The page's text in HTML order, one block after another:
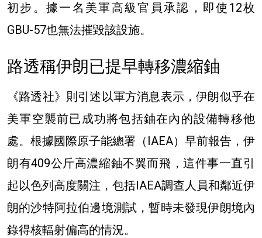
初步。據一名美軍高級官員承認，即使12枚
GBU-57也無法摧毀該設施。
路透稱伊朗已提早轉移濃縮鈾
《路透社》則引述以軍方消息表示，伊朗似乎在
美軍空襲前已成功將包括鈾在內的設備轉移他
處。根據國際原子能總署（IAEA）早前報告，伊
朗有409公斤高濃縮鈾不翼而飛，這件事一直引
起以色列高度關注，包括IAEA調查人員和鄰近伊
朗的沙特阿拉伯邊境測試，暫時未發現伊朗境內
錄得核輻射偏高的情況。